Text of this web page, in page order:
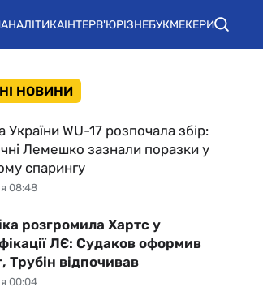
АНАЛІТИКАІНТЕРВ'ЮРІЗНЕБУКМЕКЕРИ
НОВИНИ
08:48
України WU-17 розпочала збір:
Лемешко зазнали поразки у
спарингу
00:04
розгромила Хартс у
ЛЄ: Судаков оформив
Трубін відпочивав